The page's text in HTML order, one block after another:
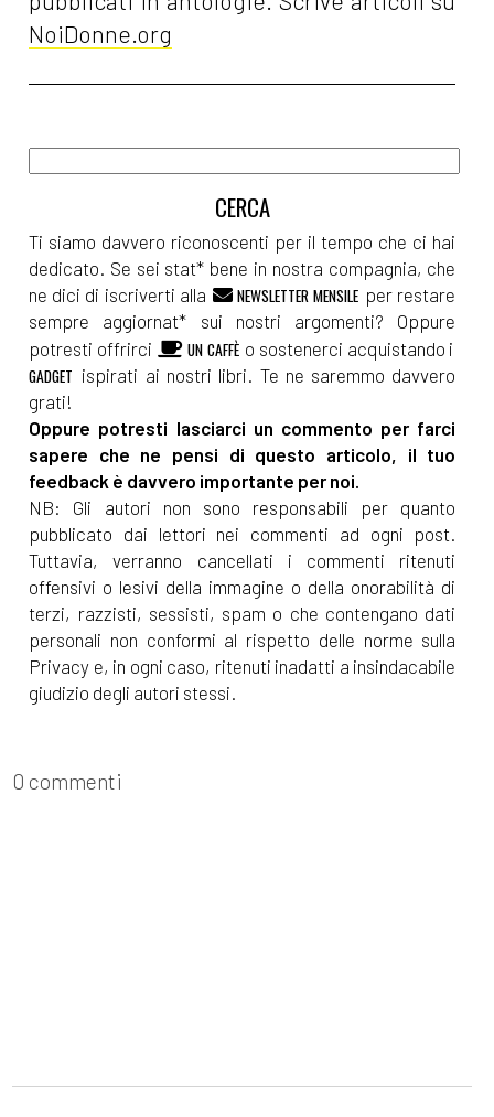
NoiDonne.org
Ti siamo davvero riconoscenti per il tempo che ci hai
dedicato. Se sei stat* bene in nostra compagnia, che
ne dici di iscriverti alla
NEWSLETTER MENSILE per restare
sempre aggiornat* sui nostri argomenti? Oppure
potresti offrirci
UN CAFFÈ o sostenerci acquistando i
GADGET ispirati ai nostri libri. Te ne saremmo davvero
grati!
Oppure potresti lasciarci un commento per farci
sapere che ne pensi di questo articolo, il tuo
feedback è davvero importante per noi.
NB: Gli autori non sono responsabili per quanto
pubblicato dai lettori nei commenti ad ogni post.
Tuttavia, verranno cancellati i commenti ritenuti
offensivi o lesivi della immagine o della onorabilità di
terzi, razzisti, sessisti, spam o che contengano dati
personali non conformi al rispetto delle norme sulla
Privacy e, in ogni caso, ritenuti inadatti a insindacabile
giudizio degli autori stessi.
0 commenti